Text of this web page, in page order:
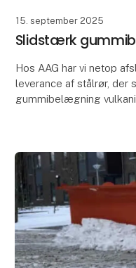
15. september 2025
Slidstærk
Hos AAG har vi netop
leverance af stålrør, der
gummibelægning